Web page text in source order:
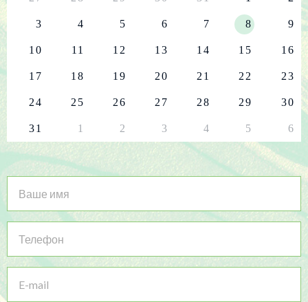
3 4 5 6 7 8 9
10 11 12 13 14 15 16
17 18 19 20 21 22 23
24 25 26 27 28 29 30
31 1 2 3 4 5 6